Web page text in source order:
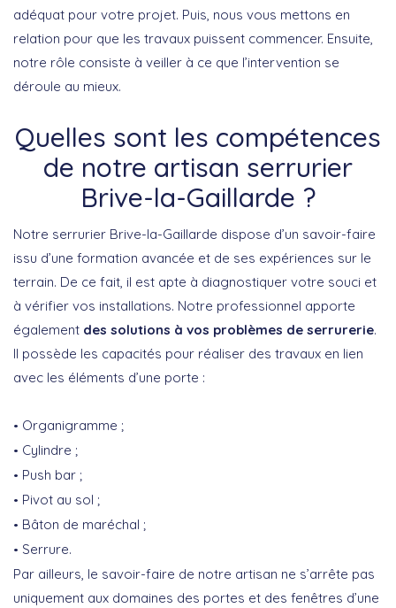
adéquat pour votre projet. Puis, nous vous mettons en
relation pour que les travaux puissent commencer. Ensuite,
notre rôle consiste à veiller à ce que l’intervention se
déroule au mieux.
Quelles sont les compétences
de notre artisan serrurier
Brive-la-Gaillarde ?
Notre serrurier Brive-la-Gaillarde dispose d’un savoir-faire
issu d’une formation avancée et de ses expériences sur le
terrain. De ce fait, il est apte à diagnostiquer votre souci et
à vérifier vos installations. Notre professionnel apporte
également des solutions à vos problèmes de serrurerie.
Il possède les capacités pour réaliser des travaux en lien
avec les éléments d’une porte :
Organigramme ;
Cylindre ;
Push bar ;
Pivot au sol ;
Bâton de maréchal ;
Serrure.
Par ailleurs, le savoir-faire de notre artisan ne s’arrête pas
uniquement aux domaines des portes et des fenêtres d’une